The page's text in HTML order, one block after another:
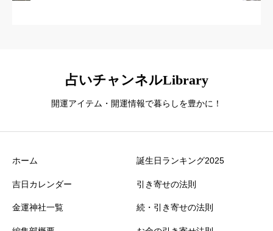
占いチャンネルLibrary
開運アイテム・開運情報で暮らしを豊かに！
ホーム
吉日カレンダー
金運神社一覧
誕生日ランキング2025
引き寄せの法則
続・引き寄せの法則